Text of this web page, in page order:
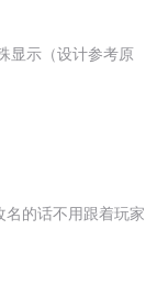
显示（设计参考原
名的话不用跟着玩家